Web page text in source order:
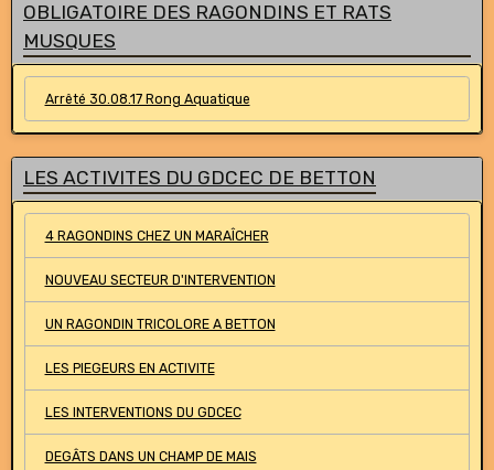
OBLIGATOIRE DES RAGONDINS ET RATS
MUSQUES
Arrêté 30.08.17 Rong Aquatique
LES ACTIVITES DU GDCEC DE BETTON
4 RAGONDINS CHEZ UN MARAÎCHER
NOUVEAU SECTEUR D'INTERVENTION
UN RAGONDIN TRICOLORE A BETTON
LES PIEGEURS EN ACTIVITE
LES INTERVENTIONS DU GDCEC
DEGÂTS DANS UN CHAMP DE MAIS